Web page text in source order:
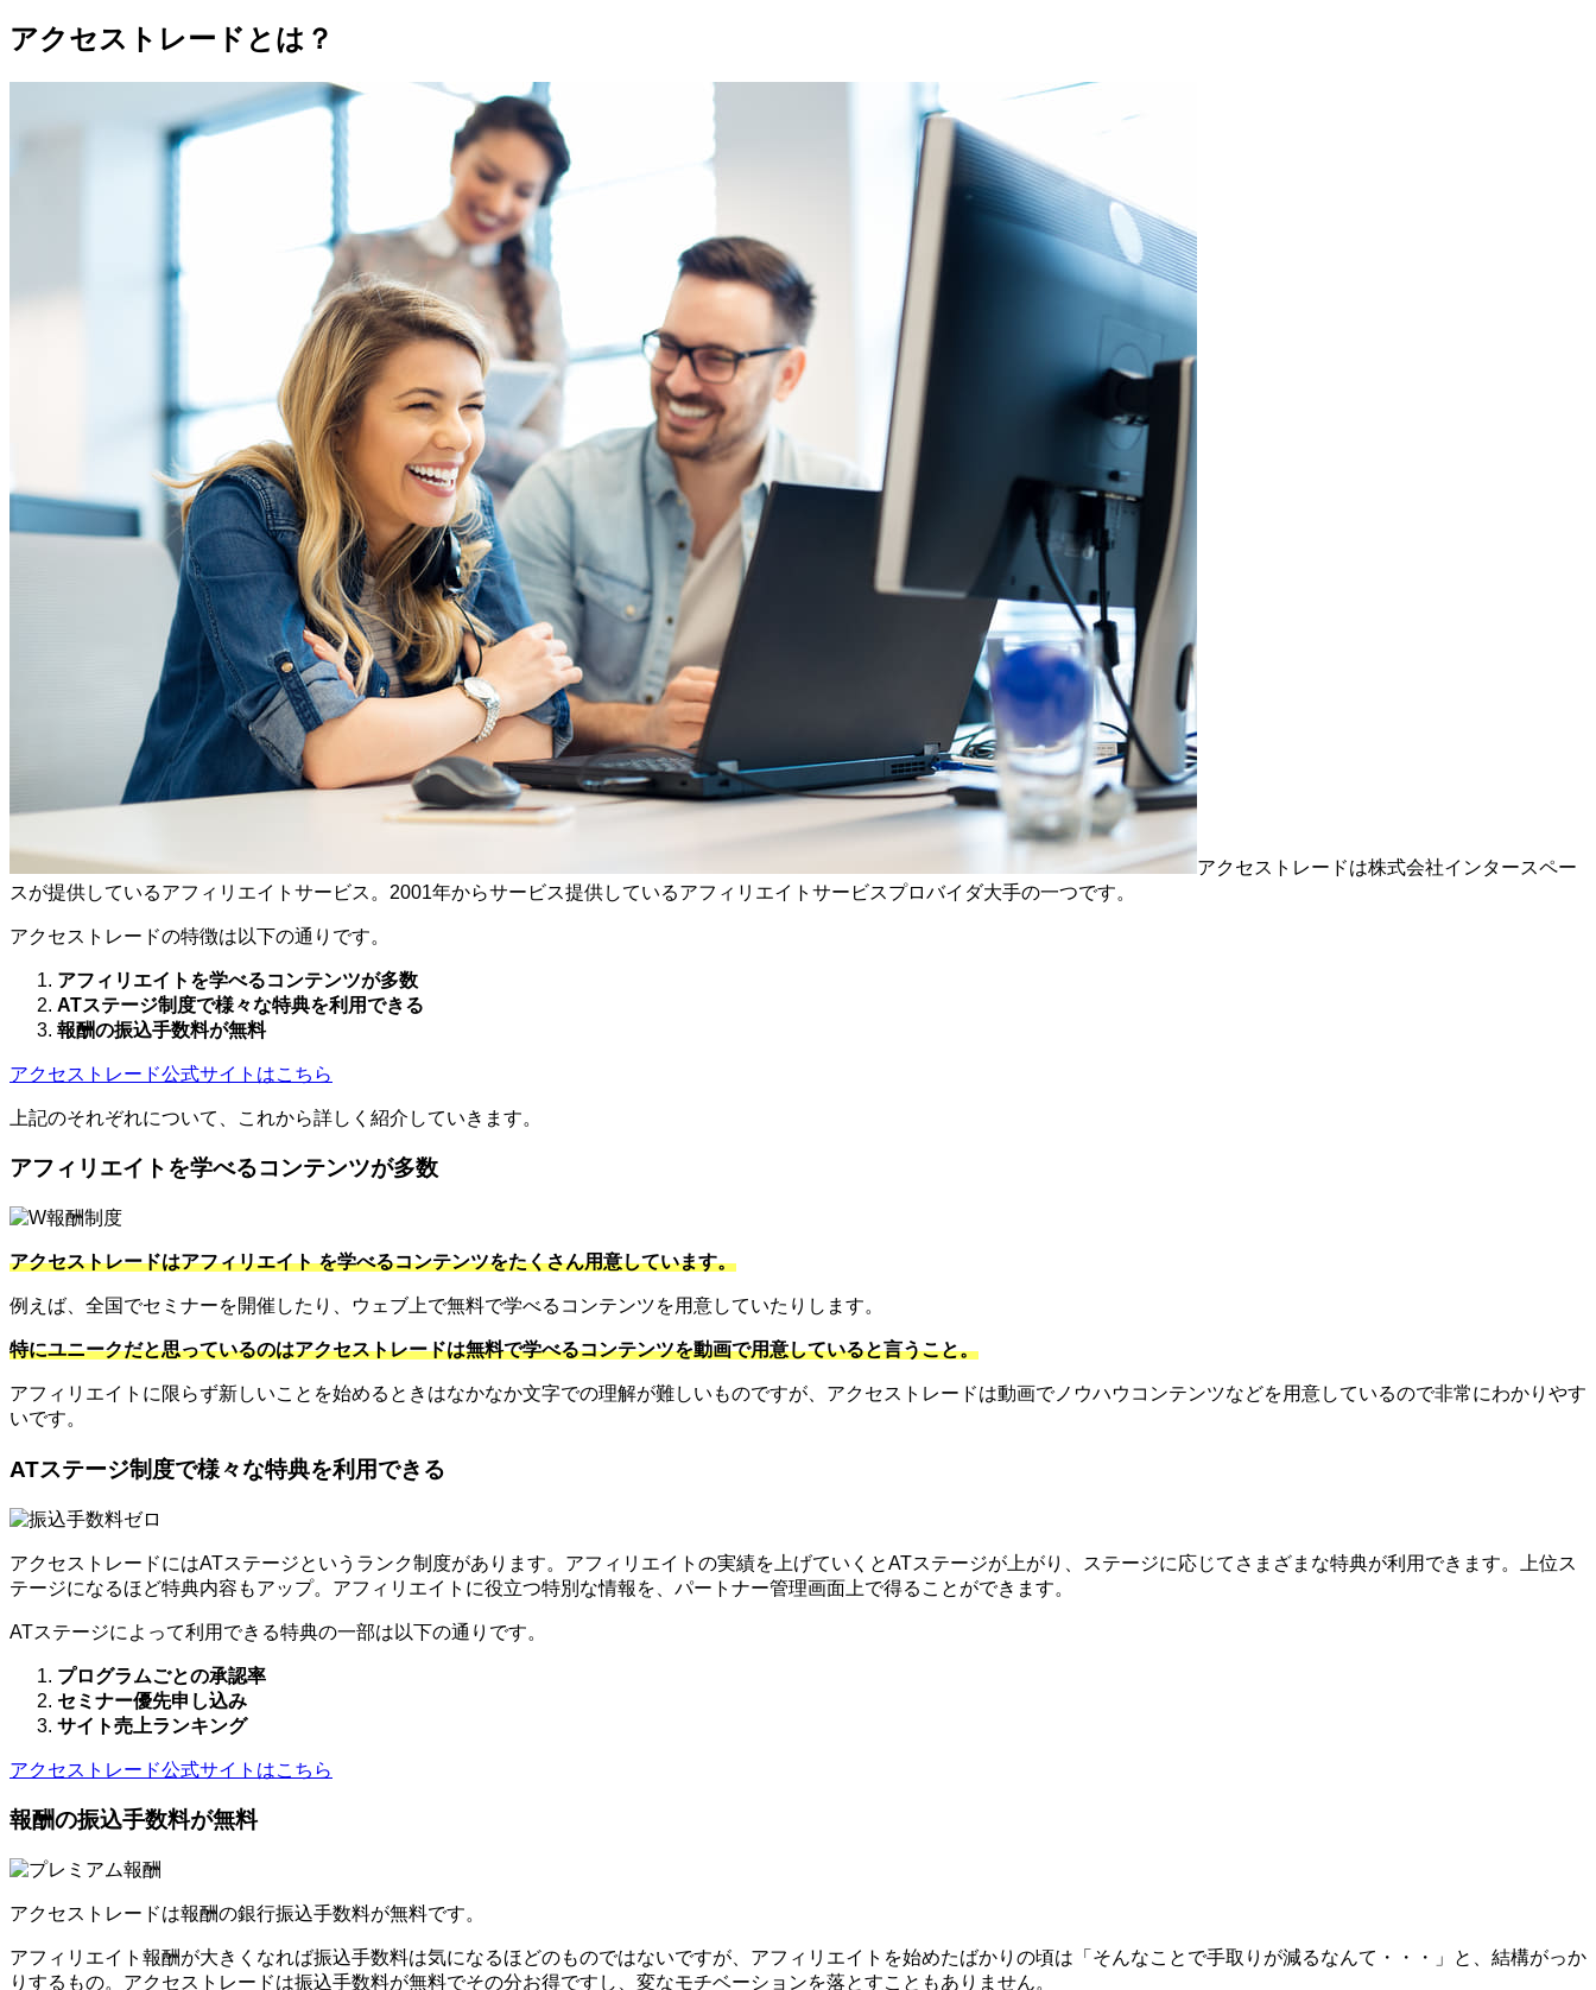
アクセストレードとは？
アクセストレードは株式会社インタースペー
スが提供しているアフィリエイトサービス。2001年からサービス提供しているアフィリエイトサービスプロバイダ大手の一つです。
アクセストレードの特徴は以下の通りです。
アフィリエイトを学べるコンテンツが多数
ATステージ制度で様々な特典を利用できる
報酬の振込手数料が無料
アクセストレード公式サイトはこちら
上記のそれぞれについて、これから詳しく紹介していきます。
アフィリエイトを学べるコンテンツが多数
アクセストレードはアフィリエイト を学べるコンテンツをたくさん用意しています。
例えば、全国でセミナーを開催したり、ウェブ上で無料で学べるコンテンツを用意していたりします。
特にユニークだと思っているのはアクセストレードは無料で学べるコンテンツを動画で用意していると言うこと。
アフィリエイトに限らず新しいことを始めるときはなかなか文字での理解が難しいものですが、アクセストレードは動画でノウハウコンテンツなどを用意しているので非常にわかりやす
いです。
ATステージ制度で様々な特典を利用できる
アクセストレードにはATステージというランク制度があります。アフィリエイトの実績を上げていくとATステージが上がり、ステージに応じてさまざまな特典が利用できます。上位ス
テージになるほど特典内容もアップ。アフィリエイトに役立つ特別な情報を、パートナー管理画面上で得ることができます。
ATステージによって利用できる特典の一部は以下の通りです。
プログラムごとの承認率
セミナー優先申し込み
サイト売上ランキング
アクセストレード公式サイトはこちら
報酬の振込手数料が無料
アクセストレードは報酬の銀行振込手数料が無料です。
アフィリエイト報酬が大きくなれば振込手数料は気になるほどのものではないですが、アフィリエイトを始めたばかりの頃は「そんなことで手取りが減るなんて・・・」と、結構がっか
りするもの。アクセストレードは振込手数料が無料でその分お得ですし、変なモチベーションを落とすこともありません。